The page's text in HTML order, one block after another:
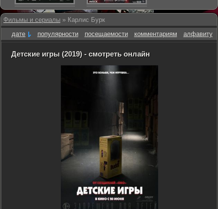
Фильмы и сериалы » Карлис Бурк
дате
популярности посещаемости комментариям алфавиту
Детские игры (2019) - смотреть онлайн